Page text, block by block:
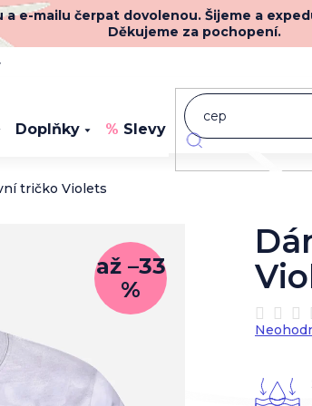
e-mailu čerpat dovolenou. Šijeme a
Děkujeme za pochopení.
Doplňky Slevy Novinky
tričko Violets
až –33
%
0,0